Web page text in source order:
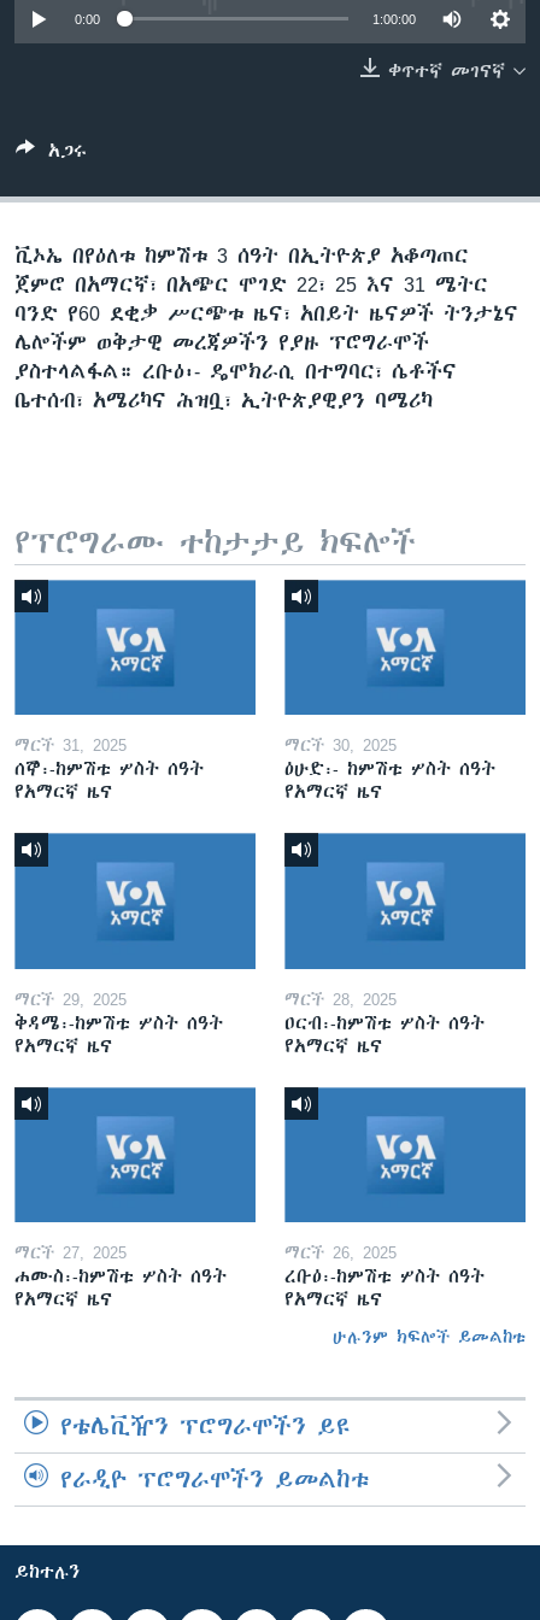
0:00 1:00:00
ቀጥተኛ መገናኛ
አጋሩ
ቪኦኤ በየዕለቱ ከምሽቱ 3 ሰዓት በኢትዮጵያ አቆጣጠር
ጀምሮ በአማርኛ፣ በአጭር ሞገድ 22፣ 25 እና 31 ሜትር
ባንድ የ60 ደቂቃ ሥርጭቱ ዜና፣ አበይት ዜናዎች ትንታኔና
ሌሎችም ወቅታዊ መረጃዎችን የያዙ ፕሮግራሞች
ያስተላልፋል። ረቡዕ፡- ዴሞክራሲ በተግባር፣ ሴቶችና
ቤተሰብ፣ አሜሪካና ሕዝቧ፣ ኢትዮጵያዊያን ባሜሪካ
የፕሮግራሙ ተከታታይ ክፍሎች
ማርች 31, 2025
ሰኞ፡-ከምሽቱ ሦስት ሰዓት
የአማርኛ ዜና
ማርች 30, 2025
ዕሁድ፡- ከምሽቱ ሦስት ሰዓት
የአማርኛ ዜና
ማርች 29, 2025
ቅዳሜ፡-ከምሽቱ ሦስት ሰዓት
የአማርኛ ዜና
ማርች 28, 2025
ዐርብ፡-ከምሽቱ ሦስት ሰዓት
የአማርኛ ዜና
ማርች 27, 2025
ሐሙስ፡-ከምሽቱ ሦስት ሰዓት
የአማርኛ ዜና
ማርች 26, 2025
ረቡዕ፡-ከምሽቱ ሦስት ሰዓት
የአማርኛ ዜና
ሁሉንም ክፍሎች ይመልከቱ
የቴሌቪዥን ፕሮግራሞችን ይዩ
የራዲዮ ፕሮግራሞችን ይመልከቱ
ይከተሉን